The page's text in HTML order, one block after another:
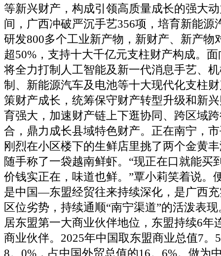
等新兴财产，构成引领高质量成长的强大
间，广西冲破严沉手艺356项，培育新能源
研发800多个工业新产物，新财产、新产物
超50%，支持十大千亿元支柱财产构成。面
将全力打制人工智能及新一代消息手艺、
制、新能源汽车及电池等十大现代化支柱
策财产成长，统筹保守财产转型升级和新
育强大，加速财产链上下逛协同、跨区域
合，鼎力成长县域特色财产。正在南宁，
刚烈在小区楼下的生鲜店里挑了两个金黄
随手称了一袋越南鲜虾。“现正在口就能买
价钱实正在，味道也鲜。”覃小莉笑着说。
是中国—东盟经贸往来持续深化，是广西
区位劣势，持续通顺“南宁渠道”的活泼表
居东盟第一大商业伙伴地位，东盟持续6年
商业伙伴。2025年中国取东盟商业总值7。
8。0%，占中国外贸总值的16。6%。做为